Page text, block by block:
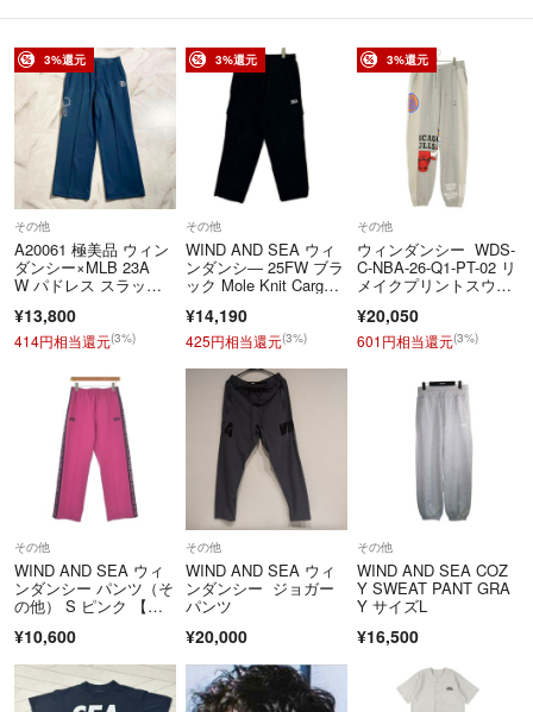
お気付きの点がございましたら、お気軽にお電話またはメールにてご連
絡下さい。
※販売価格の値下げ交渉等のお問合せはお受け致しかねますので現在の
販売価格にてご検討をお願い致します。
この商品は実店舗・その他ショッピングモール併用の商品です。
ご購入いただきましても在庫がご用意できない場合もございますので、
予めご了承くださいませ。
※こちらのアカウントはラクマ公式パートナーの BEEGLE by BooBee
（ﾋﾞｰｸﾞﾙﾊﾞｲﾌﾞｰﾋﾞｰ）によって運営されています。
▼特商法
https://fril.jp/ts/official/law/mrm/
▼返品特約
https://fril.jp/ts/official/law/mrm/#return_policy
3%還元
その他
A20061 極美品 ウィン
ダンシー×MLB 23A
W パドレス スラック
¥13,800
414円相当還元(3%)
3%還元
その他
WIND AND SEA ウィ
ンダンシ― 25FW ブラ
ック Mole Knit Carg
¥14,190
425円相当還元(3%)
3%還元
その他
ウィンダンシー WDS-
C-NBA-26-Q1-PT-02 リ
メイクプリントスウェ
ズ L
¥20,050
601円相当還元(3%)
その他
WIND AND SEA ウィ
ンダンシー パンツ（そ
の他） S ピンク 【古
料】
¥10,600
その他
WIND AND SEA ウィ
ンダンシー ジョガー
パンツ
¥20,000
その他
WIND AND SEA COZ
Y SWEAT PANT GRA
Y サイズL
¥16,500